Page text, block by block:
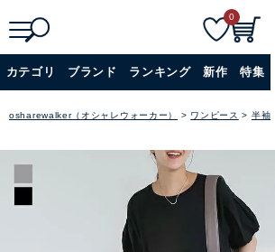
詳細検索
0
カテゴリ ブランド ランキング 新作 特集
osharewalker（オシャレウォーカー） ワンピース 半袖